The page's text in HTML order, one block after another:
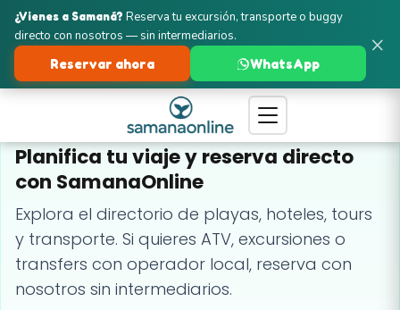
GUÍA Y RESERVAS EN SAMANÁ
Planifica tu viaje y reserva directo
con SamanaOnline
Explora el directorio de playas, hoteles, tours
y transporte. Si quieres ATV, excursiones o
transfers con operador local, reserva con
nosotros sin intermediarios.
×
¿Vienes a Samaná? Reserva tu excursión, transporte o buggy
directo con nosotros — sin intermediarios.
Reservar ahora WhatsApp